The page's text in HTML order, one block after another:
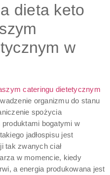
dieta keto
w
cateringu dietetycznym
organizmu do stanu
spożycia
bogatymi w
jadłospisu jest
tak zwanych ciał
w momencie, kiedy
a energia produkowana jest